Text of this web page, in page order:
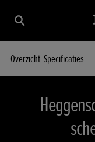
Overzicht Specificaties